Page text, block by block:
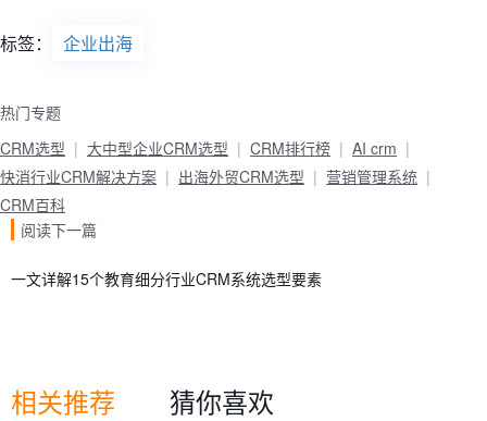
标签： 企业出海
热门专题
CRM选型
大中型企业CRM选型 CRM排行榜
AI crm
快消行业CRM解决方案
出海外贸CRM选型
营销管理系统
CRM百科
阅读下一篇
一文详解15个教育细分行业CRM系统选型要素
相关推荐 猜你喜欢